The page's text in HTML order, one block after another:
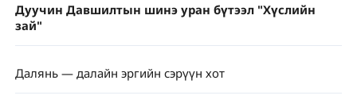
Дуучин Давшилтын шинэ уран бүтээл "Хүслийн
зай"
Далянь — далайн эргийн сэрүүн хот